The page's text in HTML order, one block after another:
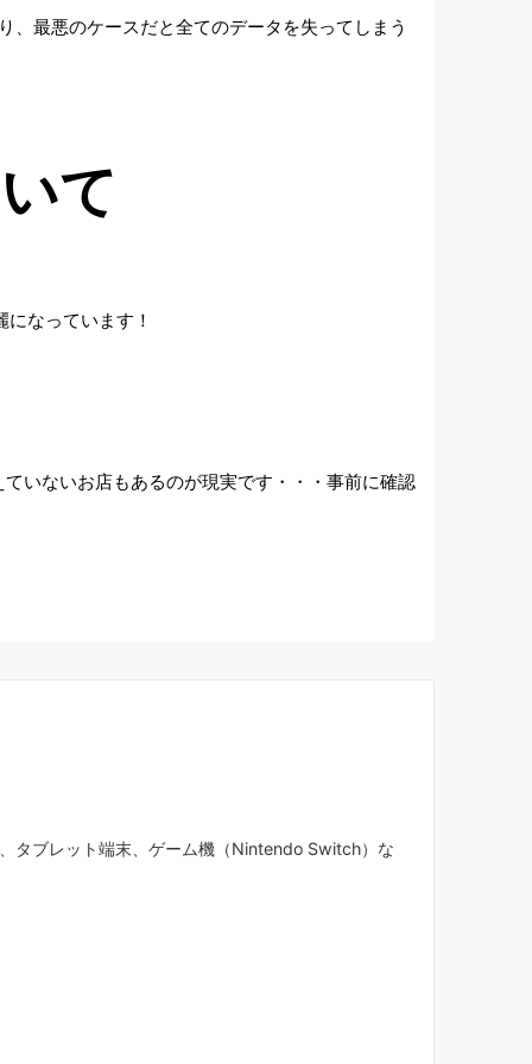
最悪のケースだと全てのデータを失ってしまう
て
なっています！
いないお店もあるのが現実です・・・事前に確認
タブレット端末、ゲーム機（Nintendo Switch）な